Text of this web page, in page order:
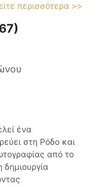
περισσότερα >>
ένα
στη Ρόδο και
από το